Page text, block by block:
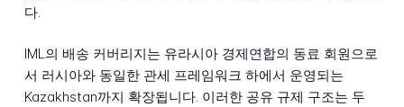
다.
IML의 배송 커버리지는 유라시아 경제연합의 동료 회원으로
서 러시아와 동일한 관세 프레임워크 하에서 운영되는
Kazakhstan까지 확장됩니다. 이러한 공유 규제 구조는 두